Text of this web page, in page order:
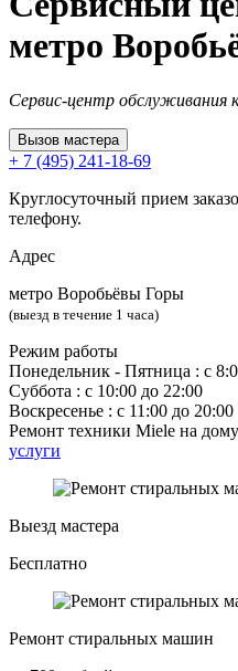
метро
Сервис-центр обслуживания
Вызов мастера
+ 7 (495) 241-18-69
Круглосуточный прием
телефону.
Адрес
метро Воробьёвы Горы
(выезд в течение 1 часа)
Режим работы
Понедельник ‐ Пятница : с
Суббота : с 10:00 до 22:00
Воскресенье : с 11:00 до 20:00
Ремонт техники Miele на
услуги
Выезд мастера
Бесплатно
Ремонт стиральных машин